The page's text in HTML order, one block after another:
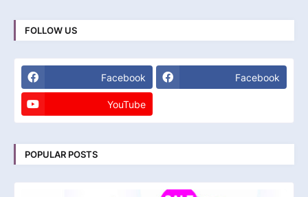
FOLLOW US
Facebook Facebook
YouTube
POPULAR POSTS